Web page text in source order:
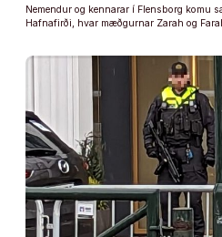
Nemendur og kennarar í Flensborg komu
Hafnafirði, hvar mæðgurnar Zarah og